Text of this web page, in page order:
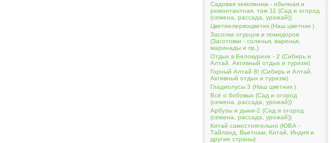
Садовая земляника - обычная и
ремонтантная. том 11 (Сад и огород
(семена, рассада, урожай))
Цветик-первоцветик (Наш цветник )
Засолка огурцов и помидоров
(Заготовки - соленья, варенья,
маринады и пр.)
Отдых в Белокурихе - 2 (Сибирь и
Алтай. Активный отдых и туризм)
Горный Алтай 8! (Сибирь и Алтай.
Активный отдых и туризм)
Гладиолусы 3 (Наш цветник )
Всё о бобовых (Сад и огород
(семена, рассада, урожай))
Арбузы и дыни-2 (Сад и огород
(семена, рассада, урожай))
Китай самостоятельно (ЮВА -
Тайланд, Вьетнам, Китай, Индия и
другие страны)